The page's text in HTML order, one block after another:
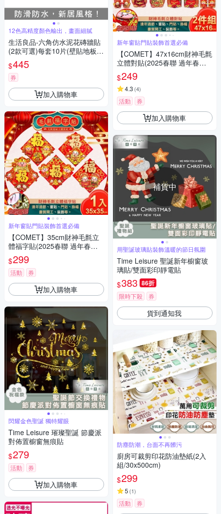
12色高精度顏色輸出，畫面細膩
生活良品-六角仿水泥花磚牆貼
(2款可選)每套10片(壁貼地板貼
紙,復古風格壁紙,仿六角磁磚牆
貼,DIY防水即撕即貼裝飾材料
貼片,模擬磁磚牆面家飾貼紙)
$445
券
加入購物車
新年窗貼門貼裝飾首選必備
【COMET】35cm財神毛氈立
體福字貼(2025春聯 過年春聯
招財 春聯斗方 招福)
$299
活動 券
加入購物車
閃耀金色聖誕 獨特耀眼
Time Leisure 璀璨聖誕 節慶派
對佈置櫥窗無痕貼
$279
活動 券
加入購物車
新年窗貼門貼裝飾首選必備
【COMET】47x16cm財神毛氈
立體對貼(2025春聯 過年春聯
招財 春聯對貼 招福)
$249
4.3 (4)
活動 券
加入購物車
補貨中
用聖誕玻璃貼裝飾溫暖的節日氛圍
Time Leisure 聖誕新年櫥窗玻
璃貼/雙面彩印靜電貼
$383 86折
限時下殺 券
貨到通知我
防塵防潮，台面不再髒污
廚房可裁剪印花防油墊紙(2入
組/30x500cm)
$299
5 (1)
活動 券